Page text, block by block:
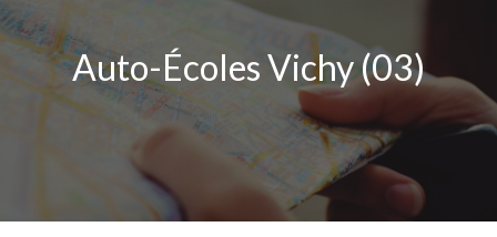
Auto-Écoles Vichy (03)